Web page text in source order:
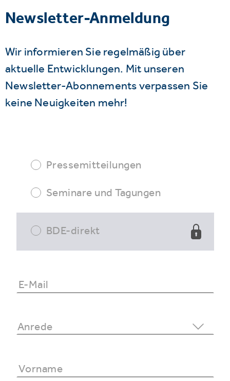
Newsletter-Anmeldung
Wir informieren Sie regelmäßig über
aktuelle Entwicklungen. Mit unseren
Newsletter-Abonnements verpassen Sie
keine Neuigkeiten mehr!
Pressemitteilungen
Seminare und Tagungen
BDE-direkt